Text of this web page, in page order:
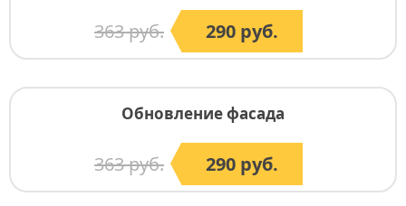
363 руб. 290 руб.
Обновление фасада
363 руб. 290 руб.